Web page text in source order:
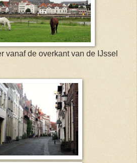
vanaf de overkant van de IJssel